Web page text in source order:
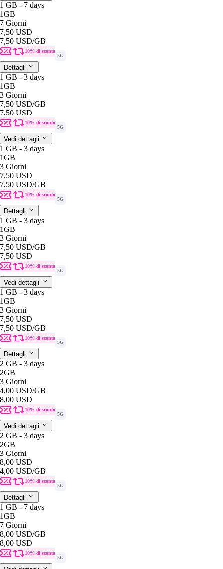
1 GB - 7 days
1GB
7 Giorni
7,50 USD
7,50 USD/GB
10% di sconto
5G
Dettagli
1 GB - 3 days
1GB
3 Giorni
7,50 USD/GB
7,50 USD
10% di sconto
5G
Vedi dettagli
1 GB - 3 days
1GB
3 Giorni
7,50 USD
7,50 USD/GB
10% di sconto
5G
Dettagli
1 GB - 3 days
1GB
3 Giorni
7,50 USD/GB
7,50 USD
10% di sconto
5G
Vedi dettagli
1 GB - 3 days
1GB
3 Giorni
7,50 USD
7,50 USD/GB
10% di sconto
5G
Dettagli
2 GB - 3 days
2GB
3 Giorni
4,00 USD/GB
8,00 USD
10% di sconto
5G
Vedi dettagli
2 GB - 3 days
2GB
3 Giorni
8,00 USD
4,00 USD/GB
10% di sconto
5G
Dettagli
1 GB - 7 days
1GB
7 Giorni
8,00 USD/GB
8,00 USD
10% di sconto
5G